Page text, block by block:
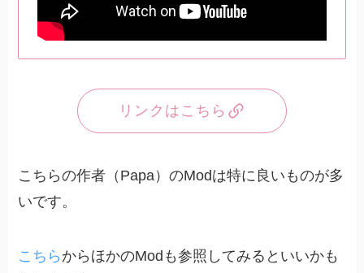
リンクはこちら
こちらの作者（Papa）のModは特に良いものが多
いです。
こちら からほかのModも参照してみるといいかも